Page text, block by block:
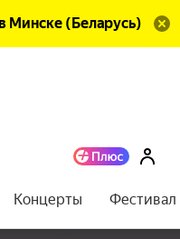
Минске (Беларусь)
Концерты